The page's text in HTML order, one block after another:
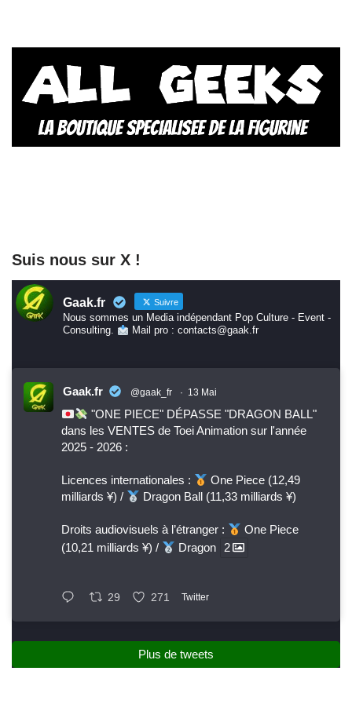
Suis nous sur X !
Gaak.fr Suivre
Nous sommes un Media indépendant Pop Culture - Event -
Consulting.
Mail pro : contacts@gaak.fr
Gaak.fr @gaak_fr · 13 Mai
"ONE PIECE" DÉPASSE "DRAGON BALL"
dans les VENTES de Toei Animation sur l'année
2025 - 2026 :
Licences internationales :
One Piece (12,49
milliards ¥) /
Dragon Ball (11,33 milliards ¥)
Droits audiovisuels à l’étranger :
One Piece
(10,21 milliards ¥) /
Dragon 2
29 271 Twitter
Plus de tweets